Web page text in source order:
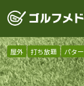
屋外 打ち放題 パター